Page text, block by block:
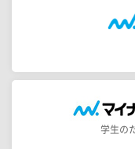
学生の